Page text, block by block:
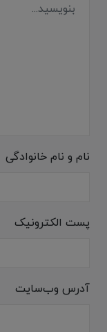
نام و نام خانوادگی
پست الکترونیک
آدرس وب‌سایت